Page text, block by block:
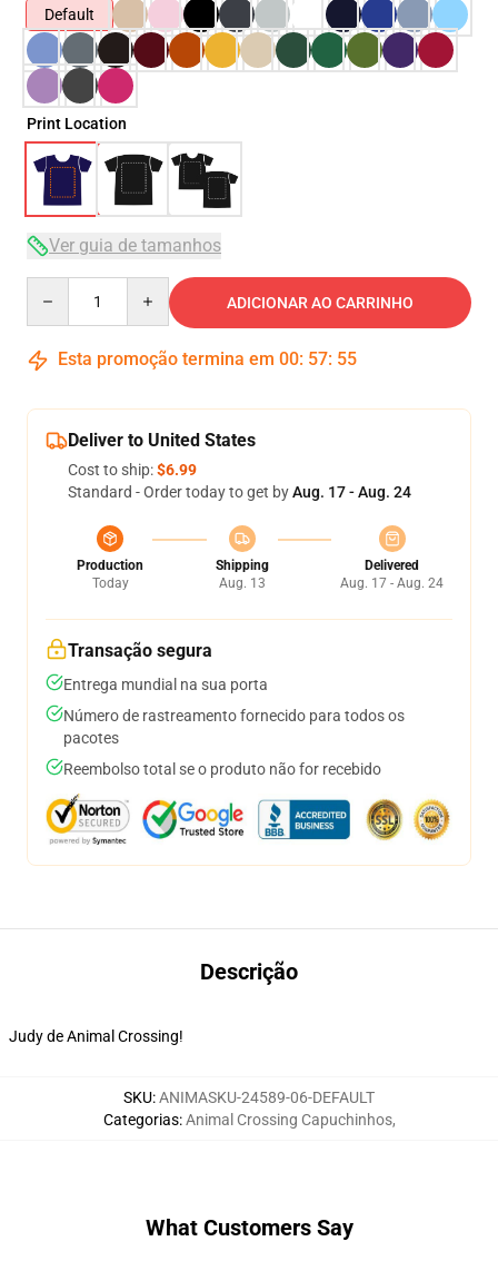
Default
Print Location
Ver guia de tamanhos
ADICIONAR AO CARRINHO
Esta promoção termina em 00: 57: 54
Deliver to United States
Cost to ship:$6.99
Standard - Order today to get byAug. 17 - Aug. 24
Production
Today
Shipping
Aug. 13
Delivered
Aug. 17 - Aug. 24
Transação segura
Entrega mundial na sua porta
Número de rastreamento fornecido para todos os
pacotes
Reembolso total se o produto não for recebido
Descrição
Judy de Animal Crossing!
SKU:ANIMASKU-24589-06-DEFAULT
Categorias:Animal Crossing Capuchinhos,
What Customers Say